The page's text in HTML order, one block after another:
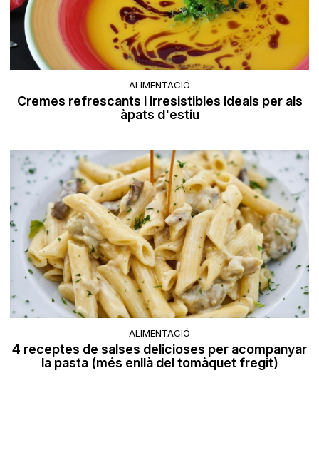
ALIMENTACIÓ
Cremes refrescants i irresistibles ideals per als
àpats d'estiu
ALIMENTACIÓ
4 receptes de salses delicioses per acompanyar
la pasta (més enllà del tomàquet fregit)